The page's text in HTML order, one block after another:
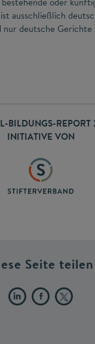
ausschließlich
nur deutsche Gerichte
BILDUNGS-
INITIATIVE VON
Seite teilen